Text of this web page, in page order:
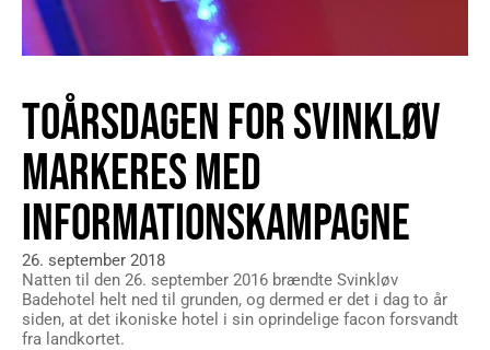
TOÅRSDAGEN FOR SVINKLØV
MARKERES MED
INFORMATIONSKAMPAGNE
26. september 2018
Natten til den 26. september 2016 brændte Svinkløv
Badehotel helt ned til grunden, og dermed er det i dag to år
siden, at det ikoniske hotel i sin oprindelige facon forsvandt
fra landkortet.